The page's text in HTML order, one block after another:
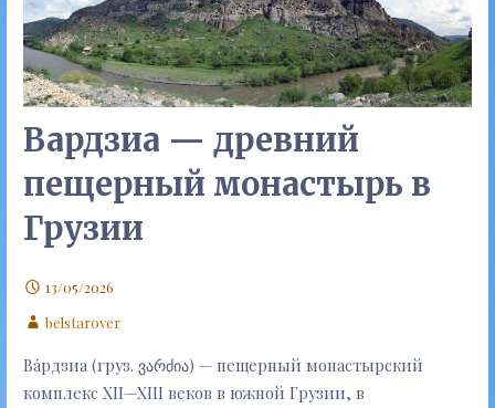
Вардзиа — древний
пещерный монастырь в
Грузии
13/05/2026
belstarover
Ва́рдзиа (груз. ვარძია) — пещерный монастырский
комплекс XII—XIII веков в южной Грузии, в